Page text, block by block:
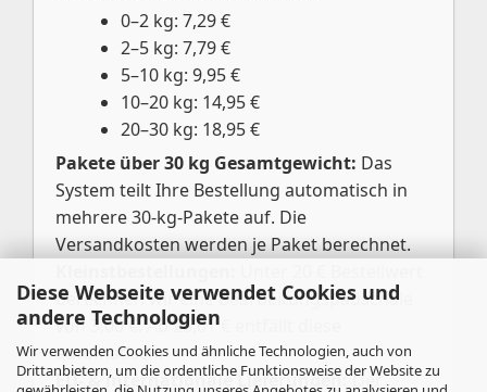
Diese Webseite verwendet Cookies und
andere Technologien
Wir verwenden Cookies und ähnliche Technologien, auch von
Drittanbietern, um die ordentliche Funktionsweise der Website zu
0–2 kg: 7,29 €
2–5 kg: 7,79 €
5–10 kg: 9,95 €
10–20 kg: 14,95 €
20–30 kg: 18,95 €
Pakete über 30 kg Gesamtgewicht: Das
System teilt Ihre Bestellung automatisch in
mehrere 30-kg-Pakete auf. Die
Versandkosten werden je Paket berechnet.
berechnen wir eine Bearbeitungspauschale
von 3,00 €. Ab 20,01 € entfällt diese
automatisch.
EU- & internationale Lieferungen:Der